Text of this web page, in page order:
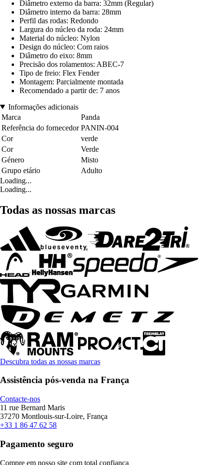
Diâmetro externo da barra: 32mm (Regular)
Diâmetro interno da barra: 28mm
Perfil das rodas: Redondo
Largura do núcleo da roda: 24mm
Material do núcleo: Nylon
Design do núcleo: Com raios
Diâmetro do eixo: 8mm
Precisão dos rolamentos: ABEC-7
Tipo de freio: Flex Fender
Montagem: Parcialmente montada
Recomendado a partir de: 7 anos
Informações adicionais
Marca
Panda
Referência do fornecedor PANIN-004
Cor
verde
Cor
Verde
Género
Misto
Grupo etário
Adulto
Loading...
Loading...
Todas as nossas marcas
Descubra todas as nossas marcas
Assistência pós-venda na França
Contacte-nos
11 rue Bernard Maris
37270 Montlouis-sur-Loire, França
+33 1 86 47 62 58
Pagamento seguro
Compre em nosso site com total confiança